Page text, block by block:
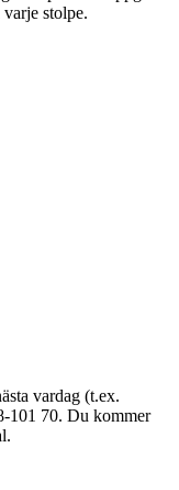
stolpe.
vardag (t.ex.
101 70. Du kommer